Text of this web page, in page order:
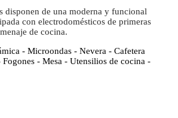
disponen de una moderna y funcional
con electrodomésticos de primeras
de cocina.
- Microondas - Nevera - Cafetera
Fogones - Mesa - Utensilios de cocina -